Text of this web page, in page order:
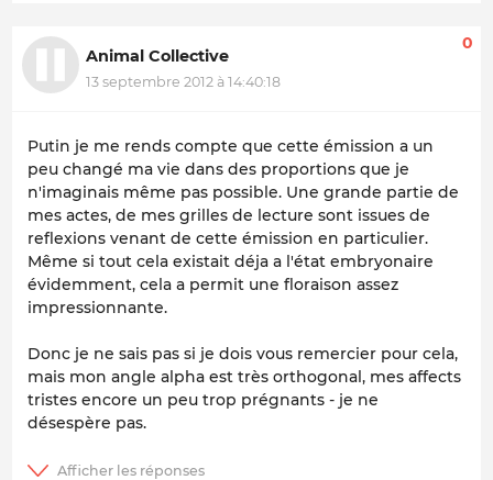
Animal Collective
13 septembre 2012 à 14:40:18
0
Putin je me rends compte que cette émission a un
peu changé ma vie dans des proportions que je
n'imaginais même pas possible. Une grande partie de
mes actes, de mes grilles de lecture sont issues de
reflexions venant de cette émission en particulier.
Même si tout cela existait déja a l'état embryonaire
évidemment, cela a permit une floraison assez
impressionnante.
Donc je ne sais pas si je dois vous remercier pour cela,
mais mon angle alpha est très orthogonal, mes affects
tristes encore un peu trop prégnants - je ne
désespère pas.